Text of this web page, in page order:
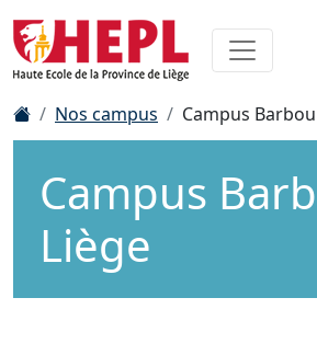
Nos campus Campus
Campus
Liège